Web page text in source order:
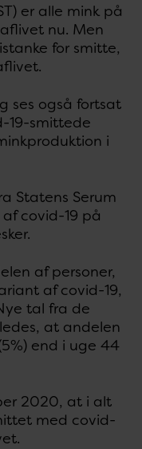
er alle mink på
nu. Men
for smitte,
ses også fortsat
19-smittede
i
Statens Serum
covid-19 på
af personer,
af covid-19,
tal fra de
at andelen
end i uge 44
2020, at i alt
med covid-